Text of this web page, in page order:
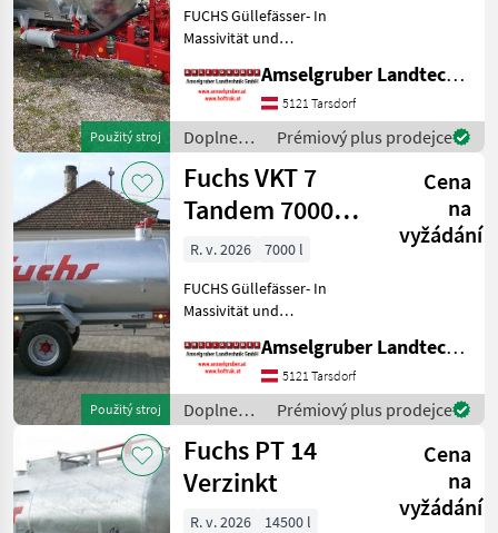
Použitý stroj
FUCHS Güllefässer- In
Massivität und
(Stärkste Materialstärken +
Beste Materialen und Beste
Komponenten der
führenden TOP Hersteller!)
Sei
Amselgruber Landtechnik GmbH
5121 Tarsdorf
Doplnenie
živin a
polievanie
/ Fuchs
Prémiový plus prodejce
Použitý stroj
Fuchs VKT 7
Tandem 7000
liter
Cena
na
vyžádání
R. v. 2026
7000 l
FUCHS Güllefässer- In
Massivität und
(Stärkste Materialstärken +
Beste Materialen und Beste
Komponenten der
führenden TOP Hersteller!)
Sei
Amselgruber Landtechnik GmbH
5121 Tarsdorf
Doplnenie
živin a
polievanie
/ Fuchs
Prémiový plus prodejce
Fuchs PT 14
Verzinkt
Cena
na
vyžádání
R. v. 2026
14500 l